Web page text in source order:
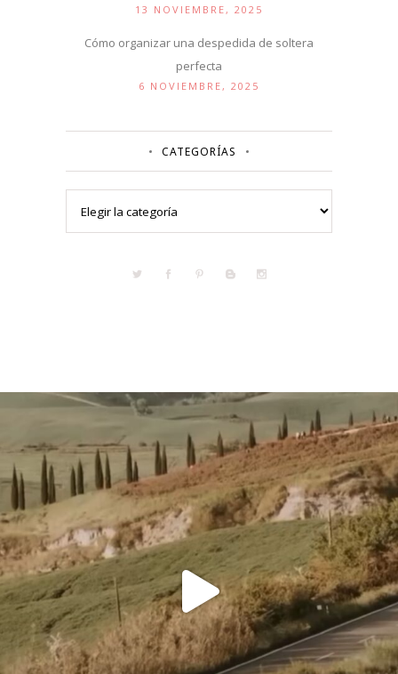
13 NOVIEMBRE, 2025
Cómo organizar una despedida de soltera
perfecta
6 NOVIEMBRE, 2025
CATEGORÍAS